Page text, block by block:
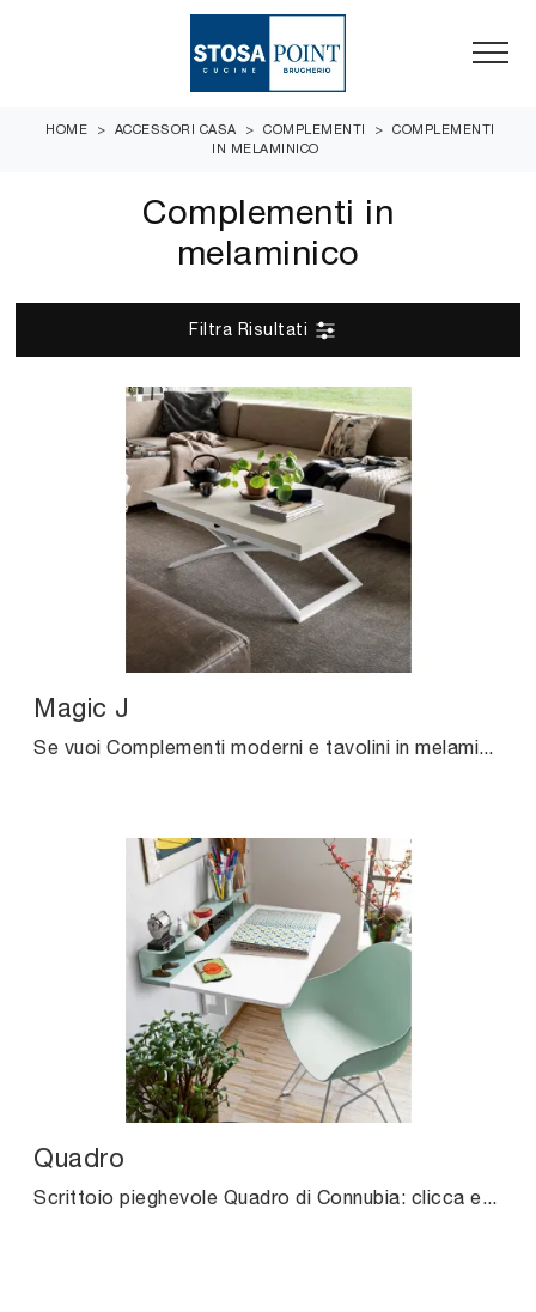
HOME > ACCESSORI CASA > COMPLEMENTI >
COMPLEMENTI
IN MELAMINICO
Complementi in
melaminico
Filtra Risultati
Magic J
Se vuoi Complementi moderni e tavolini in melaminico ottieni informazioni sul modello Magic J dell'azienda Connubia.
Quadro
Scrittoio pieghevole Quadro di Connubia: clicca e scopri di più sui Complementi e scrittoi moderni in melaminico del noto e conosciuto marchio!